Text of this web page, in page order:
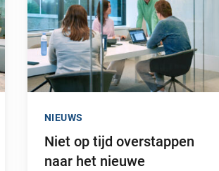
Niet op tijd overstappen
naar het nieuwe
NIEUWS